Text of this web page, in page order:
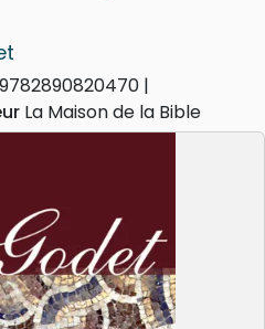
9782890820470
La Maison de la Bible